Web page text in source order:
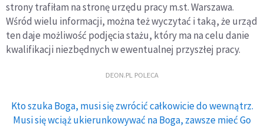
strony trafiłam na stronę urzędu pracy m.st. Warszawa.
Wśród wielu informacji, można też wyczytać i taką, że urząd
ten daje możliwość podjęcia stażu, który ma na celu danie
kwalifikacji niezbędnych w ewentualnej przyszłej pracy.
DEON.PL POLECA
Kto szuka Boga, musi się zwrócić całkowicie do wewnątrz.
Musi się wciąż ukierunkowywać na Boga, zawsze mieć Go